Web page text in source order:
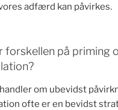
adfærd kan påvirkes.
forskellen på priming
om ubevidst
ofte er en bevidst